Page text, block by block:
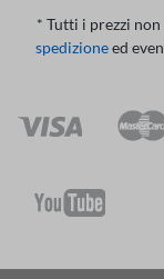
* Tutti i prezzi
spedizioneed